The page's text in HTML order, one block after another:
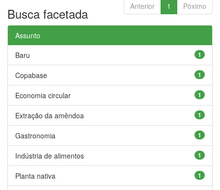
Anterior 1 Póximo
Busca facetada
Assunto
1
Baru
1
Copabase
1
Economia circular
1
Extração da amêndoa
1
Gastronomia
1
Indústria de alimentos
1
Planta nativa